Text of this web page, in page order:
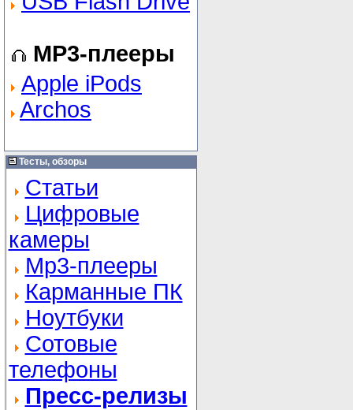
MP3-плееры
Apple iPods
Archos
Тесты, обзоры
Статьи
Цифровые
камеры
Mp3-плееры
Карманные ПК
Ноутбуки
Сотовые
телефоны
Пресс-релизы